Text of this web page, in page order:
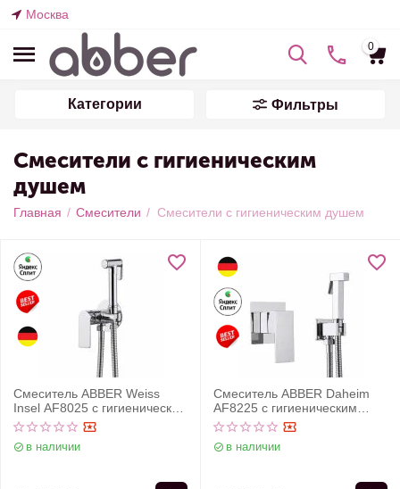
Москва
0
Категории Фильтры
Смесители с гигиеническим
душем
Главная / Смесители / Смесители с гигиеническим душем
Смеситель ABBER Weiss
Insel AF8025 с гигиеническим
душем, хром
в наличии
Смеситель ABBER Daheim
AF8225 с гигиеническим
душем, хром
в наличии